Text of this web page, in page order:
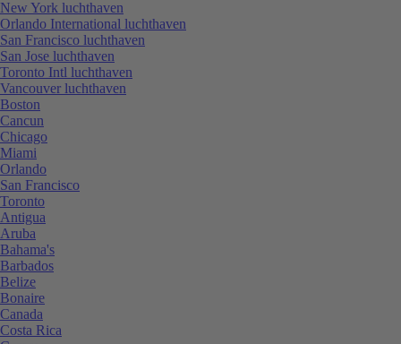
New York luchthaven
Orlando International luchthaven
San Francisco luchthaven
San Jose luchthaven
Toronto Intl luchthaven
Vancouver luchthaven
Boston
Cancun
Chicago
Miami
Orlando
San Francisco
Toronto
Antigua
Aruba
Bahama's
Barbados
Belize
Bonaire
Canada
Costa Rica